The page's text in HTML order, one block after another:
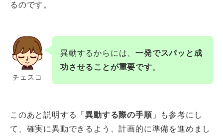
るのです。
チェスコ
異動するからには、一発でスパッと成
功させることが重要です。
このあと説明する「異動する際の手順」も参考にし
て、確実に異動できるよう、計画的に準備を進めまし